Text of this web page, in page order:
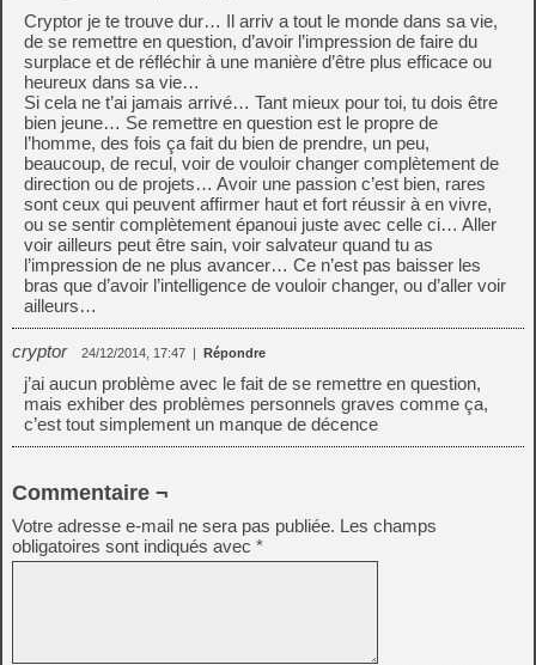
Cryptor je te trouve dur… Il arriv a tout le monde dans sa vie,
de se remettre en question, d’avoir l’impression de faire du
surplace et de réfléchir à une manière d’être plus efficace ou
heureux dans sa vie…
Si cela ne t’ai jamais arrivé… Tant mieux pour toi, tu dois être
bien jeune… Se remettre en question est le propre de
l’homme, des fois ça fait du bien de prendre, un peu,
beaucoup, de recul, voir de vouloir changer complètement de
direction ou de projets… Avoir une passion c’est bien, rares
sont ceux qui peuvent affirmer haut et fort réussir à en vivre,
ou se sentir complètement épanoui juste avec celle ci… Aller
voir ailleurs peut être sain, voir salvateur quand tu as
l’impression de ne plus avancer… Ce n’est pas baisser les
bras que d’avoir l’intelligence de vouloir changer, ou d’aller voir
ailleurs…
cryptor 24/12/2014, 17:47 | Répondre
j’ai aucun problème avec le fait de se remettre en question,
mais exhiber des problèmes personnels graves comme ça,
c’est tout simplement un manque de décence
Commentaire ¬
Votre adresse e-mail ne sera pas publiée. Les champs
obligatoires sont indiqués avec *